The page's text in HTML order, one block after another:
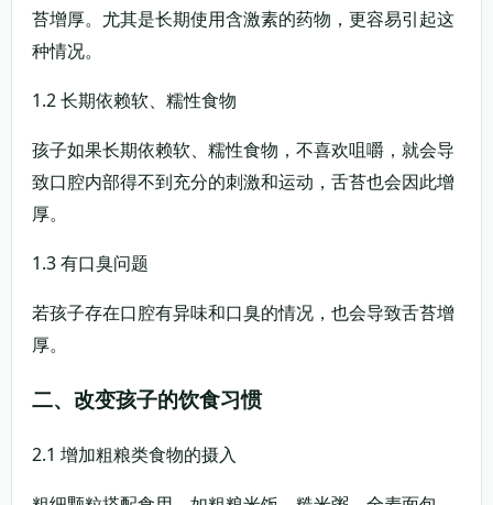
苔增厚。尤其是长期使用含激素的药物，更容易引起这
种情况。
1.2 长期依赖软、糯性食物
孩子如果长期依赖软、糯性食物，不喜欢咀嚼，就会导
致口腔内部得不到充分的刺激和运动，舌苔也会因此增
厚。
1.3 有口臭问题
若孩子存在口腔有异味和口臭的情况，也会导致舌苔增
厚。
二、改变孩子的饮食习惯
2.1 增加粗粮类食物的摄入